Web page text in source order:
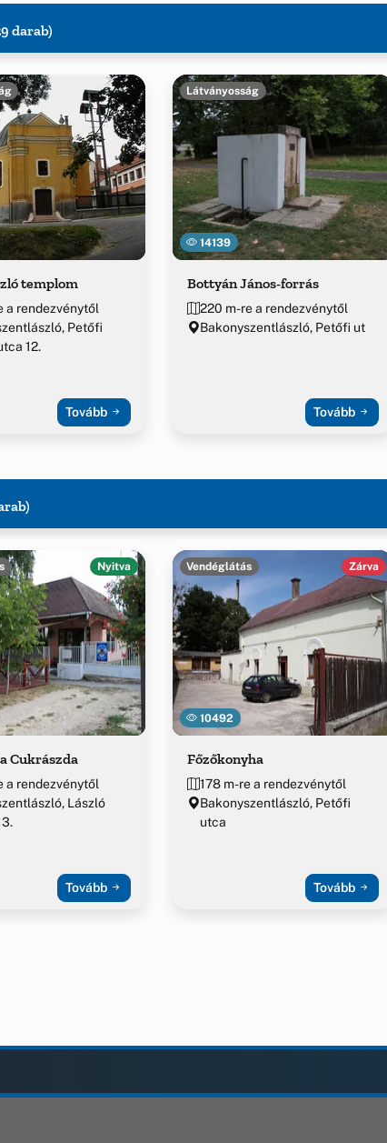
darab)
templom
a rendezvénytől
Petőfi
12.
Tovább
14139
Látványosság
Bottyán János-forrás
220 m-re a rendezvénytől
Bakonyszentlászló, Petőfi ut
Tovább
Nyitva
Cukrászda
a rendezvénytől
László
Tovább
10492
Vendéglátás Zárva
Főzőkonyha
178 m-re a rendezvénytől
Bakonyszentlászló, Petőfi
utca
Tovább
KIEGÉSZÍTÉS